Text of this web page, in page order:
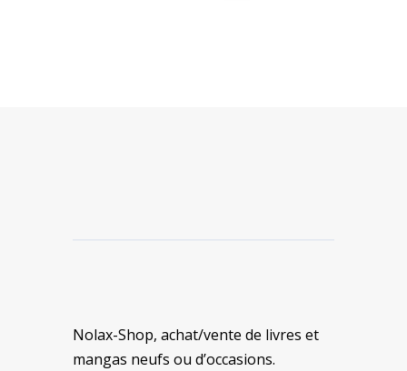
Nolax-Shop, achat/vente de livres et
mangas neufs ou d’occasions.